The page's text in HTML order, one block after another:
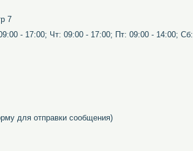
7
- 17:00; Чт: 09:00 - 17:00; Пт: 09:00 - 14:00; Сб:
для отправки сообщения)